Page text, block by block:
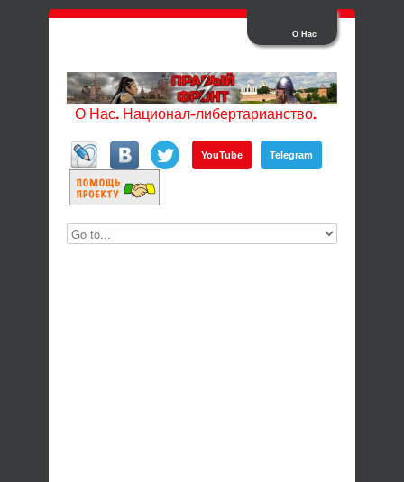
О Нас
О Нас. Национал-либертарианство.
YouTube Telegram